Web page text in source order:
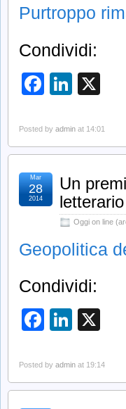
Purtroppo
Condividi:
Posted by admin at 14:01
Un
letterario
Oggi on line
Mar
28
2014
Geopolitica
Condividi:
Posted by admin at 19:14